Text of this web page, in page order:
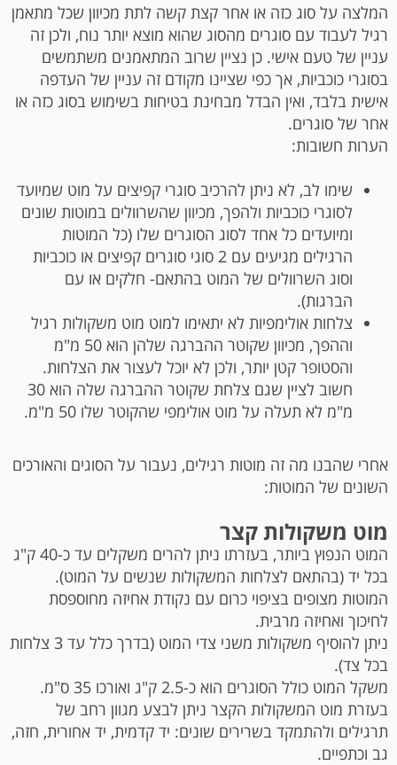
המלצה על סוג כזה או אחר קצת קשה לתת מכיוון שכל מתאמן
רגיל לעבוד עם סוגרים מהסוג שהוא מוצא יותר נוח, ולכן זה
עניין של טעם אישי. כן נציין שרוב המתאמנים משתמשים
בסוגרי כוכביות, אך כפי שציינו מקודם זה עניין של העדפה
אישית בלבד, ואין הבדל מבחינת בטיחות בשימוש בסוג כזה או
אחר של סוגרים.
הערות חשובות:
שימו לב, לא ניתן להרכיב סוגרי קפיצים על מוט שמיועד
לסוגרי כוכביות ולהפך, מכיוון שהשרוולים במוטות שונים
ומיועדים כל אחד לסוג הסוגרים שלו (כל המוטות
הרגילים מגיעים עם 2 סוגי סוגרים קפיצים או כוכביות
וסוג השרוולים של המוט בהתאם- חלקים או עם
הברגות).
צלחות אולימפיות לא יתאימו למוט מוט משקולות רגיל
וההפך, מכיוון שקוטר ההברגה שלהן הוא 50 מ"מ
והסטופר קטן יותר, ולכן לא יוכל לעצור את הצלחות.
חשוב לציין שגם צלחת שקוטר ההברגה שלה הוא 30
מ"מ לא תעלה על מוט אולימפי שהקוטר שלו 50 מ"מ.
אחרי שהבנו מה זה מוטות רגילים, נעבור על הסוגים והאורכים
השונים של המוטות:
מוט משקולות קצר
המוט הנפוץ ביותר, בעזרתו ניתן להרים משקלים עד כ-40 ק"ג
בכל יד (בהתאם לצלחות המשקולות שנשים על המוט).
המוטות מצופים בציפוי כרום עם נקודת אחיזה מחוספסת
לחיכוך ואחיזה מרבית.
ניתן להוסיף משקולות משני צדי המוט (בדרך כלל עד 3 צלחות
בכל צד).
משקל המוט כולל הסוגרים הוא כ-2.5 ק"ג ואורכו 35 ס"מ.
בעזרת מוט המשקולות הקצר ניתן לבצע מגוון רחב של
תרגילים ולהתמקד בשרירים שונים: יד קדמית, יד אחורית, חזה,
גב וכתפיים.